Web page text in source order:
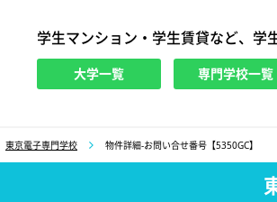
学生マンション・学生賃貸など、学
大学一覧 専門学校一覧
東京電子専門学校 物件詳細-お問い合せ番号【5350GC】